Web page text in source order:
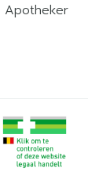
Apotheker